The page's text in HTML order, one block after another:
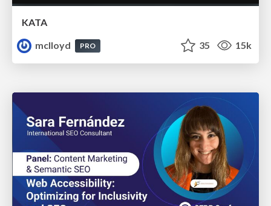
KATA
mclloyd
PRO 35 15k